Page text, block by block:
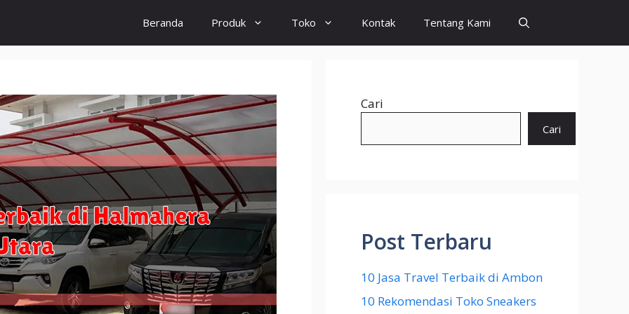
Beranda Produk Toko Kontak Tentang Kami
Cari
Cari
Post Terbaru
10 Jasa Travel Terbaik di Ambon
10 Rekomendasi Toko Sneakers